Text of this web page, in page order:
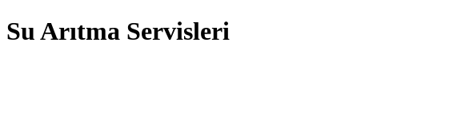
Su Arıtma Servisleri